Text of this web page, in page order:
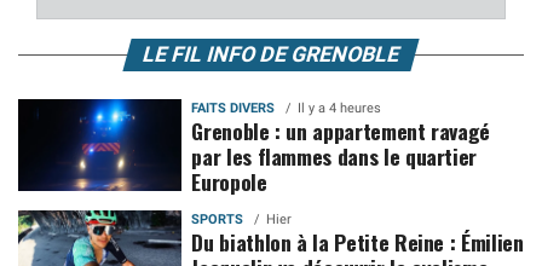
LE FIL INFO DE GRENOBLE
FAITS DIVERS Il y a 4 heures
Grenoble : un appartement ravagé
par les flammes dans le quartier
Europole
SPORTS Hier
Du biathlon à la Petite Reine : Émilien